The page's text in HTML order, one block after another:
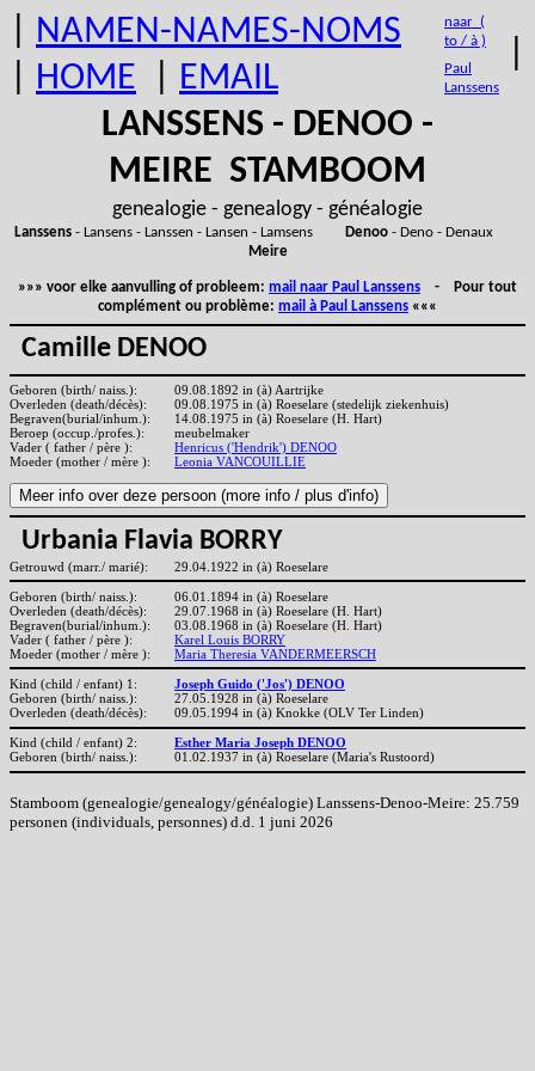
NAMEN-NAMES-NOMS
HOME EMAIL
naar (
to / à )
Paul
Lanssens
LANSSENS - DENOO -
MEIRE STAMBOOM
genealogie - genealogy - généalogie
Lanssens- Lansens - Lanssen - Lansen - Lamsens Denoo- Deno - Denaux
Meire
»»» voor elke aanvulling of probleem: mail naar Paul Lanssens - Pour tout
complément ou problème: mail à Paul Lanssens «««
Camille DENOO
Geboren (birth/ naiss.):
09.08.1892 in (à) Aartrijke
Overleden (death/décès):
09.08.1975 in (à) Roeselare (stedelijk ziekenhuis)
Begraven(burial/inhum.):
14.08.1975 in (à) Roeselare (H. Hart)
Beroep (occup./profes.):
meubelmaker
Vader ( father / père ):
Henricus ('Hendrik') DENOO
Moeder (mother / mère ):
Leonia VANCOUILLIE
Urbania Flavia BORRY
Getrouwd (marr./ marié): 29.04.1922 in (à) Roeselare
Geboren (birth/ naiss.):
06.01.1894 in (à) Roeselare
Overleden (death/décès):
29.07.1968 in (à) Roeselare (H. Hart)
Begraven(burial/inhum.):
03.08.1968 in (à) Roeselare (H. Hart)
Vader ( father / père ):
Karel Louis BORRY
Moeder (mother / mère ):
Maria Theresia VANDERMEERSCH
Kind (child / enfant) 1:
Joseph Guido ('Jos') DENOO
Geboren (birth/ naiss.):
27.05.1928 in (à) Roeselare
Overleden (death/décès):
09.05.1994 in (à) Knokke (OLV Ter Linden)
Kind (child / enfant) 2:
Esther Maria Joseph DENOO
Geboren (birth/ naiss.):
01.02.1937 in (à) Roeselare (Maria's Rustoord)
Stamboom (genealogie/genealogy/généalogie) Lanssens-Denoo-Meire: 25.759
personen (individuals, personnes) d.d. 1 juni 2026